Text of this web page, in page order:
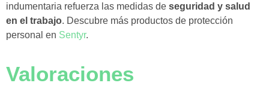
indumentaria refuerza las medidas de seguridad y salud
en el trabajo. Descubre más productos de protección
personal en Sentyr.
Valoraciones